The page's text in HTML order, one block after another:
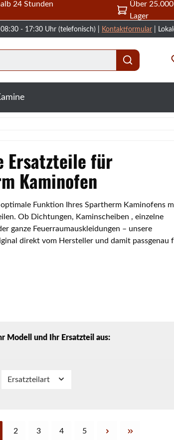
24 Stunden
Über
Lager
08:30 - 17:30 Uhr (telefonisch) | Kontaktformular |
Ersatzteile für
Kaminofen
Funktion Ihres Spartherm Kaminofens
Ob Dichtungen, Kaminscheiben , einzelne
ganze Feuerraumauskleidungen – unsere
direkt vom Hersteller und damit passgenau
Modell und Ihr Ersatzteil aus:
Ersatzteilart
Seite
2 Seite
3 Seite
4 Seite
5